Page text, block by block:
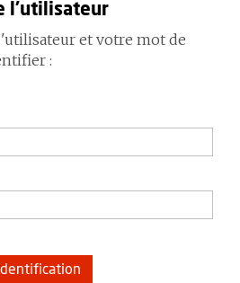
l'utilisateur
et votre mot de
: